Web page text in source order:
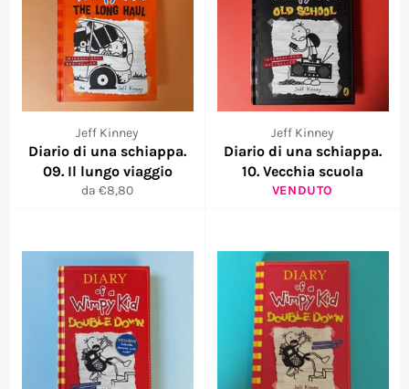
Jeff Kinney
Diario di una schiappa.
09. Il lungo viaggio
da €8,80
Jeff Kinney
Diario di una schiappa.
10. Vecchia scuola
VENDUTO